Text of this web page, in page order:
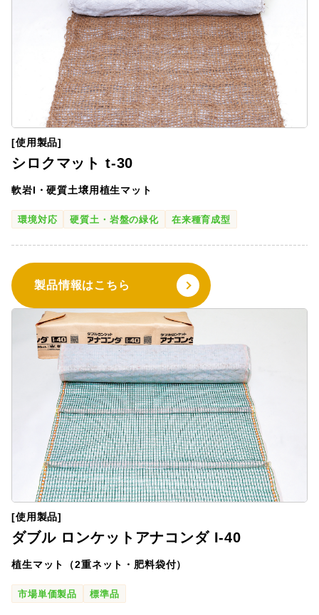
[使用製品]
シロクマット t-30
軟岩I・硬質土壌用植生マット
環境対応 硬質土・岩盤の緑化 在来種育成型
製品情報はこちら
[使用製品]
ダブル ロンケットアナコンダ I-40
植生マット（2重ネット・肥料袋付）
市場単価製品 標準品